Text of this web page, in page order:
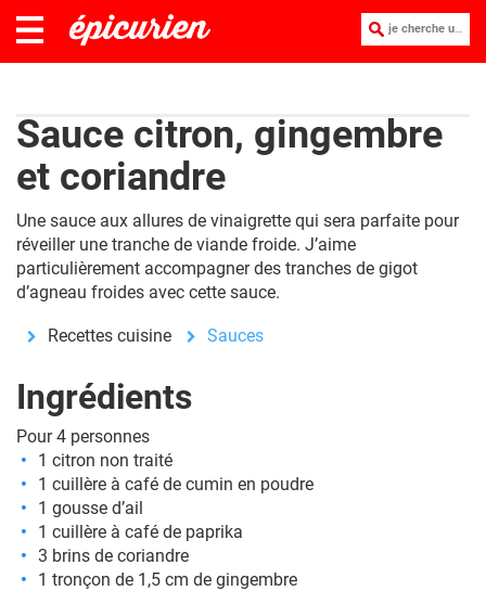
je cherche une recette :
Sauce citron, gingembre
et coriandre
Une sauce aux allures de vinaigrette qui sera parfaite pour
réveiller une tranche de viande froide. J’aime
particulièrement accompagner des tranches de gigot
d’agneau froides avec cette sauce.
Recettes cuisine Sauces
Ingrédients
Pour 4 personnes
1 citron non traité
1 cuillère à café de cumin en poudre
1 gousse d’ail
1 cuillère à café de paprika
3 brins de coriandre
1 tronçon de 1,5 cm de gingembre